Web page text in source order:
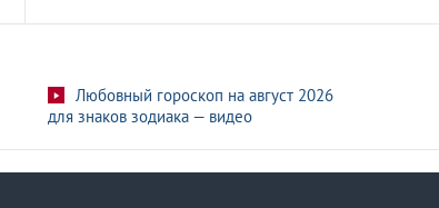
Любовный гороскоп на август 2026
для знаков зодиака — видео